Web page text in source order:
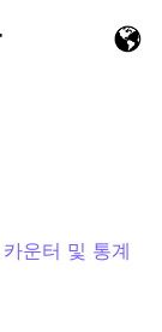
운터 및 통계